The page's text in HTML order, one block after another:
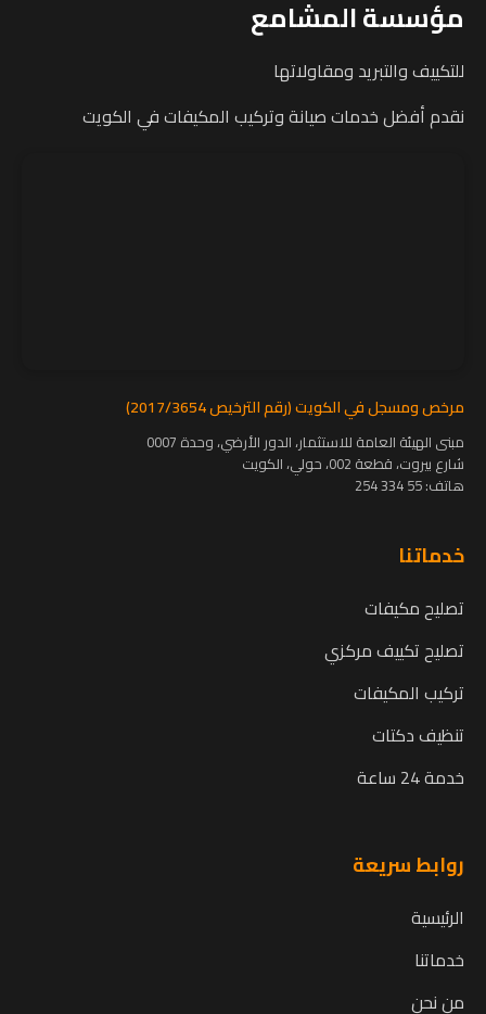
مؤسسة المشامع
للتكييف والتبريد ومقاولاتها
نقدم أفضل خدمات صيانة وتركيب المكيفات في الكويت
مرخص ومسجل في الكويت (رقم الترخيص 2017/3654)
مبنى الهيئة العامة للاستثمار، الدور الأرضي، وحدة 0007
شارع بيروت، قطعة 002، حولي، الكويت
هاتف:55 334 254
خدماتنا
تصليح مكيفات
تصليح تكييف مركزي
تركيب المكيفات
تنظيف دكتات
خدمة 24 ساعة
روابط سريعة
الرئيسية
خدماتنا
من نحن